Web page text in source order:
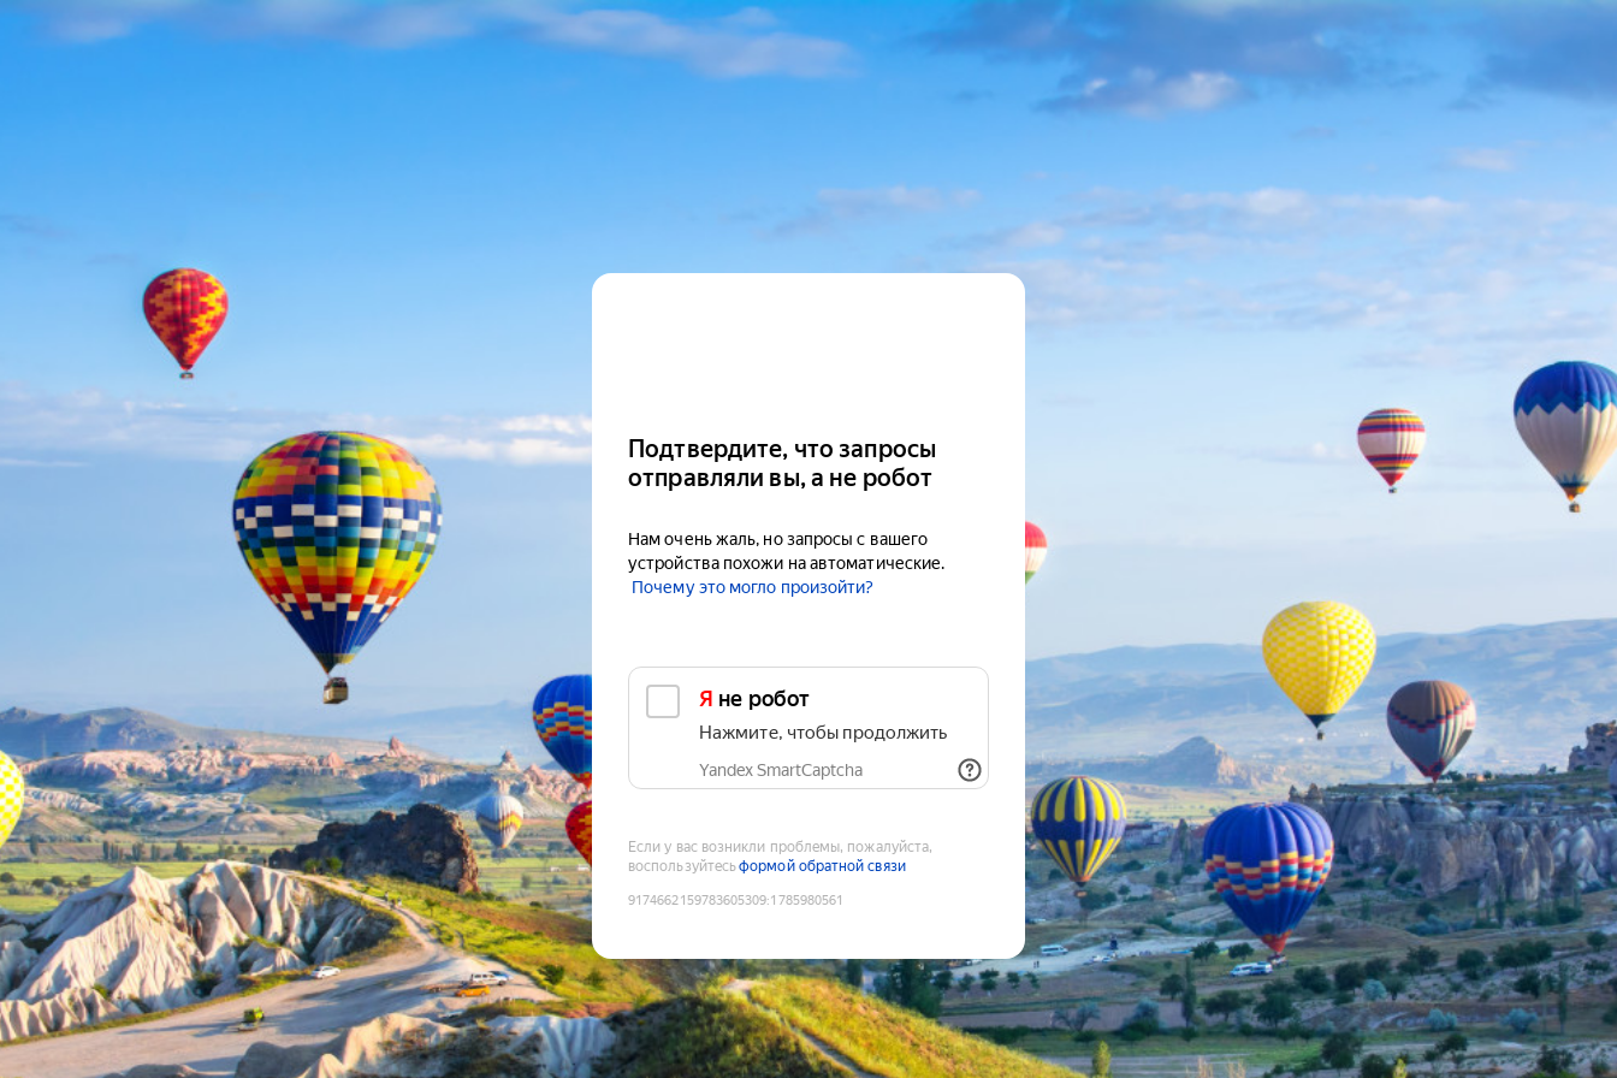
Подтвердите, что запросы
отправляли вы, а не робот
Нам очень жаль, но запросы с вашего
устройства похожи на автоматические.
Почему это могло произойти?
Я не робот
Нажмите, чтобы продолжить
Yandex SmartCaptcha
Если у вас возникли проблемы, пожалуйста,
воспользуйтесьформой обратной связи
9174662159783605309:1785980561